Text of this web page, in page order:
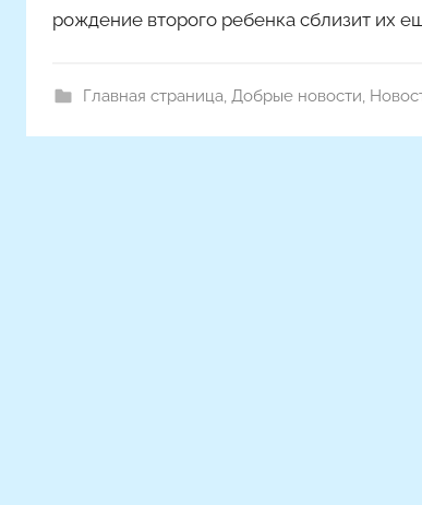
o
рождение второго ребенка сблизит их
Главная страница, Добрые новости,